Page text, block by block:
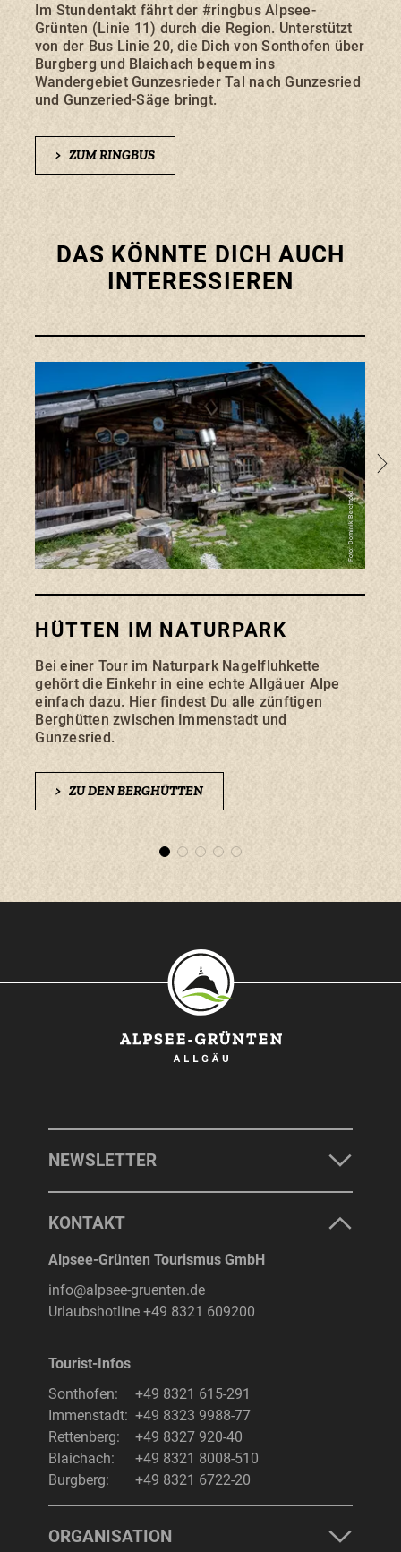
Im Stundentakt fährt der #ringbus Alpsee-
Grünten (Linie 11) durch die Region. Unterstützt
von der Bus Linie 20, die Dich von Sonthofen über
Burgberg und Blaichach bequem ins
Wandergebiet Gunzesrieder Tal nach Gunzesried
und Gunzeried-Säge bringt.
> ZUM RINGBUS
DAS KÖNNTE DICH AUCH
INTERESSIEREN
Foto: Dominik Berchtold
HÜTTEN IM NATURPARK
Bei einer Tour im Naturpark Nagelfluhkette
gehört die Einkehr in eine echte Allgäuer Alpe
einfach dazu. Hier findest Du alle zünftigen
Berghütten zwischen Immenstadt und
Gunzesried.
>ZU DEN BERGHÜTTEN
NEWSLETTER
KONTAKT
Alpsee-Grünten Tourismus GmbH
info@alpsee-gruenten.de
Urlaubshotline +49 8321 609200
Tourist-Infos
Sonthofen:
+49 8321 615-291
Immenstadt: +49 8323 9988-77
Rettenberg:
+49 8327 920-40
Blaichach:
+49 8321 8008-510
Burgberg:
+49 8321 6722-20
ORGANISATION